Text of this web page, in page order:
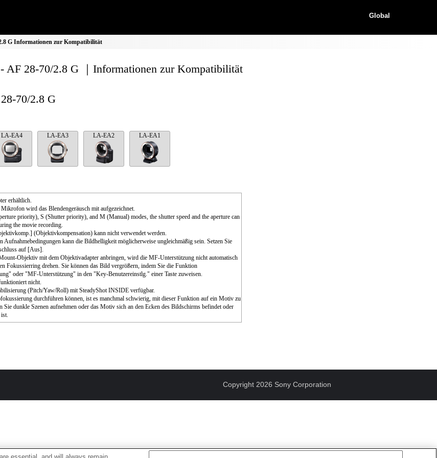
Global
G Informationen zur Kompatibilität
AF 28-70/2.8 G ｜Informationen zur Kompatibilität
70/2.8 G
LA-EA4 LA-EA3 LA-EA2 LA-EA1
erhältlich.
wird das Blendengeräusch mit aufgezeichnet.
priority), S (Shutter priority), and M (Manual) modes, the shutter speed and the aperture can
the movie recording.
(Objektivkompensation) kann nicht verwendet werden.
Aufnahmebedingungen kann die Bildhelligkeit möglicherweise ungleichmäßig sein. Setzen Sie
auf [Aus].
Objektiv mit dem Objektivadapter anbringen, wird die MF-Unterstützung nicht automatisch
Fokussierring drehen. Sie können das Bild vergrößern, indem Sie die Funktion
oder "MF-Unterstützung" in den "Key-Benutzereinstlg." einer Taste zuweisen.
nicht.
(Pitch/Yaw/Roll) mit SteadyShot INSIDE verfügbar.
durchführen können, ist es manchmal schwierig, mit dieser Funktion auf ein Motiv zu
Sie dunkle Szenen aufnehmen oder das Motiv sich an den Ecken des Bildschirms befindet oder
Copyright 2026 Sony Corporation